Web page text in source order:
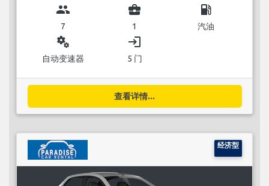
group
7
business_center
1
local_gas_station
汽油
miscellaneous_services
自动变速器
login
5 门
查看详情...
经济型